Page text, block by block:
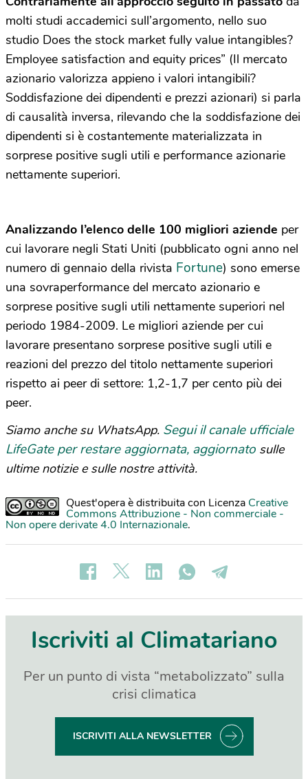
molti studi accademici sull’argomento, nello suo
studio Does the stock market fully value intangibles?
Employee satisfaction and equity prices” (Il mercato
azionario valorizza appieno i valori intangibili?
Soddisfazione dei dipendenti e prezzi azionari) si parla
di causalità inversa, rilevando che la soddisfazione dei
dipendenti si è costantemente materializzata in
sorprese positive sugli utili e performance azionarie
nettamente superiori.
Analizzando l’elenco delle 100 migliori aziende per
cui lavorare negli Stati Uniti (pubblicato ogni anno nel
numero di gennaio della rivista Fortune) sono emerse
una sovraperformance del mercato azionario e
sorprese positive sugli utili nettamente superiori nel
periodo 1984-2009. Le migliori aziende per cui
lavorare presentano sorprese positive sugli utili e
reazioni del prezzo del titolo nettamente superiori
rispetto ai peer di settore: 1,2-1,7 per cento più dei
peer.
Siamo anche su WhatsApp. Segui il canale ufficiale
LifeGate per restare aggiornata, aggiornato sulle
ultime notizie e sulle nostre attività.
Quest'opera è distribuita con Licenza Creative
Commons Attribuzione - Non commerciale -
Non opere derivate 4.0 Internazionale.
Iscriviti al Climatariano
Per un punto di vista “metabolizzato” sulla
crisi climatica
ISCRIVITI ALLA NEWSLETTER